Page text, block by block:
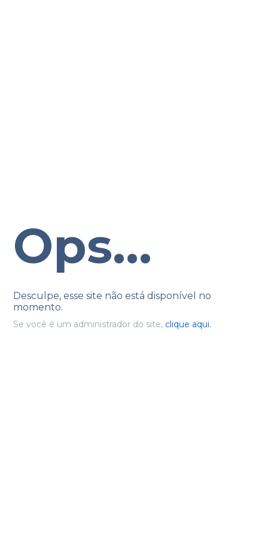
Ops...
Desculpe, esse site não está disponível no
momento.
Se você é um administrador do site, clique aqui.